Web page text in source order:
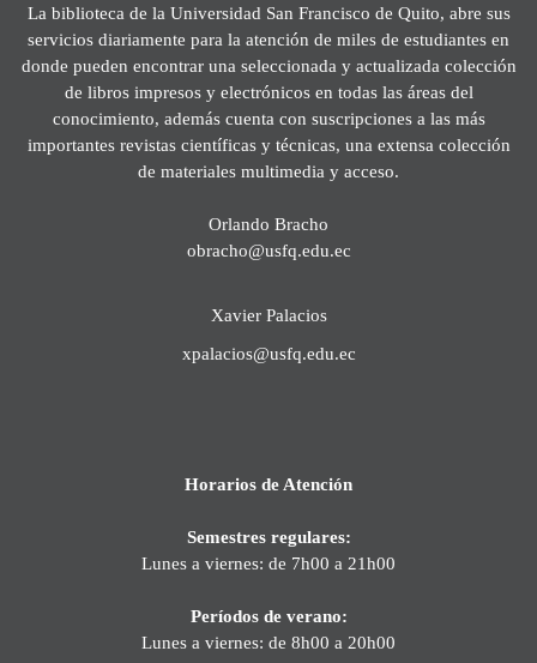
La biblioteca de la Universidad San Francisco de Quito, abre sus
servicios diariamente para la atención de miles de estudiantes en
donde pueden encontrar una seleccionada y actualizada colección
de libros impresos y electrónicos en todas las áreas del
conocimiento, además cuenta con suscripciones a las más
importantes revistas científicas y técnicas, una extensa colección
de materiales multimedia y acceso.
Orlando Bracho
obracho@usfq.edu.ec
Xavier Palacios
xpalacios@usfq.edu.ec
Horarios de Atención
Semestres regulares:
Lunes a viernes: de 7h00 a 21h00
Períodos de verano:
Lunes a viernes: de 8h00 a 20h00